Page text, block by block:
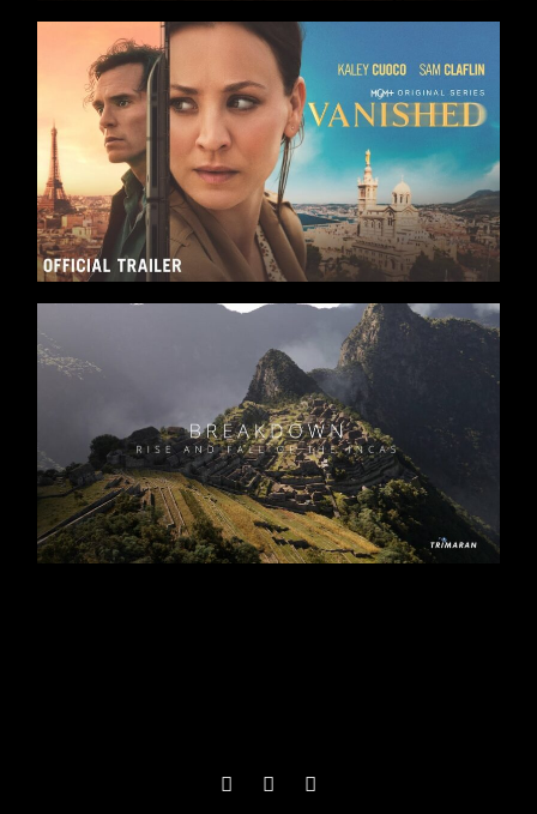
Séries
4 x 50
Action/Drame /Thriller
Casting : Kaley Cuoco, Sam Claflin, Karin Viard, Matthias
Schweighöfer, Simon
Production : AGC Television, Fragile Films, Peninsula Film
Séries Documentaires
4 x 45
Docudrama/Histoire
Réalisateur : Quentin Domart
Pernel Media pour RMCD